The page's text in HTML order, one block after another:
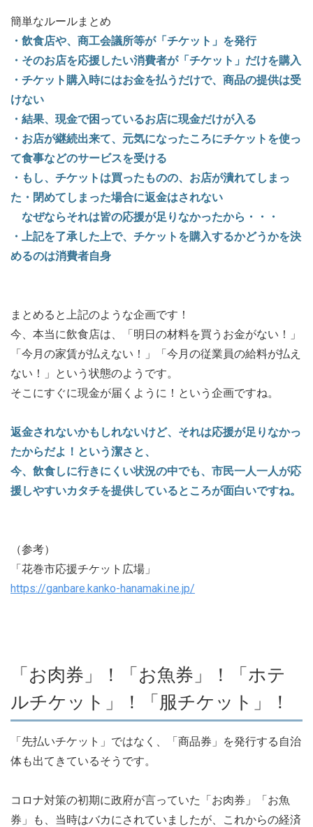
簡単なルールまとめ
・飲食店や、商工会議所等が「チケット」を発行
・そのお店を応援したい消費者が「チケット」だけを購入
・チケット購入時にはお金を払うだけで、商品の提供は受
けない
・結果、現金で困っているお店に現金だけが入る
・お店が継続出来て、元気になったころにチケットを使っ
て食事などのサービスを受ける
・もし、チケットは買ったものの、お店が潰れてしまっ
た・閉めてしまった場合に返金はされない
なぜならそれは皆の応援が足りなかったから・・・
・上記を了承した上で、チケットを購入するかどうかを決
めるのは消費者自身
まとめると上記のような企画です！
今、本当に飲食店は、「明日の材料を買うお金がない！」
「今月の家賃が払えない！」「今月の従業員の給料が払え
ない！」という状態のようです。
そこにすぐに現金が届くように！という企画ですね。
返金されないかもしれないけど、それは応援が足りなかっ
たからだよ！という潔さと、
今、飲食しに行きにくい状況の中でも、市民一人一人が応
援しやすいカタチを提供しているところが面白いですね。
（参考）
「花巻市応援チケット広場」
https://ganbare.kanko-hanamaki.ne.jp/
「お肉券」！「お魚券」！「ホテ
ルチケット」！「服チケット」！
「先払いチケット」ではなく、「商品券」を発行する自治
体も出てきているそうです。
コロナ対策の初期に政府が言っていた「お肉券」「お魚
券」も、当時はバカにされていましたが、これからの経済